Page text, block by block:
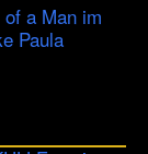
a Man im
Paula